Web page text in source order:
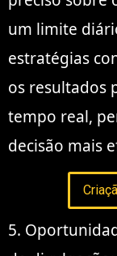
um limite
estratégias
os resultados
tempo real,
decisão mais
5.